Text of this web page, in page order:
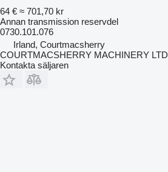
64 € ≈ 701,70 kr
Annan transmission reservdel
0730.101.076
Irland, Courtmacsherry
COURTMACSHERRY MACHINERY LTD
Kontakta säljaren